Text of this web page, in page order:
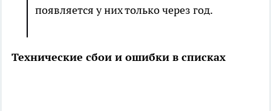
появляется у них только через год.
Технические сбои и ошибки в списках